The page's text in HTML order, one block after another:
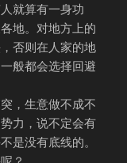
就算有一身功
地。对地方上的
否则在人家的地
般都会选择回避
，生意做不成不
力，说不定会有
是没有底线的。